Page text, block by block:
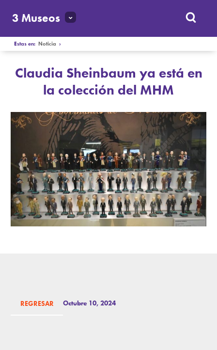
3 Museos
Estas en:Noticia ›
Claudia Sheinbaum ya está en
la colección del MHM
REGRESAR Octubre 10, 2024